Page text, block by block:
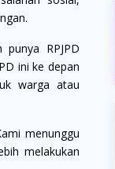
RPJPD
ini ke depan
warga atau
menunggu
melakukan